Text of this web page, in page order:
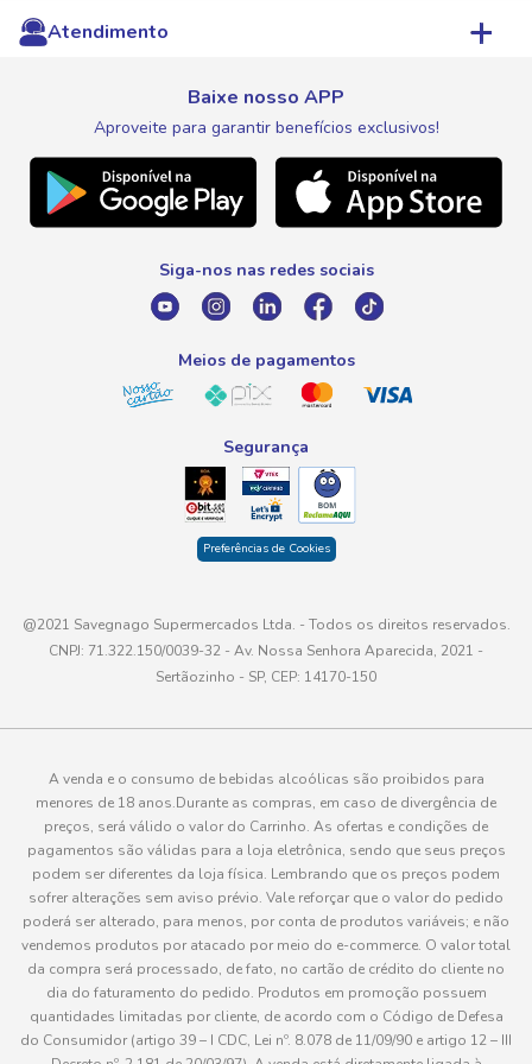
Save Ganhe
Aniversário
Natal
Promoção Fim de Ano
Pagamentos
Canal de Ética
Lista de Compras
Meus Descontos
Atendimento
WhatsApp
Telefone
0800 016 6680
atendimento@savegnago.com.br
Baixe nosso APP
Aproveite para garantir benefícios exclusivos!
Siga-nos nas redes sociais
Meios de pagamentos
Segurança
Preferências de Cookies
@2021 Savegnago Supermercados Ltda. - Todos os direitos reservados.
CNPJ: 71.322.150/0039-32 - Av. Nossa Senhora Aparecida, 2021 -
Sertãozinho - SP, CEP: 14170-150
A venda e o consumo de bebidas alcoólicas são proibidos para
menores de 18 anos.Durante as compras, em caso de divergência de
preços, será válido o valor do Carrinho. As ofertas e condições de
pagamentos são válidas para a loja eletrônica, sendo que seus preços
podem ser diferentes da loja física. Lembrando que os preços podem
sofrer alterações sem aviso prévio. Vale reforçar que o valor do pedido
poderá ser alterado, para menos, por conta de produtos variáveis; e não
vendemos produtos por atacado por meio do e-commerce. O valor total
da compra será processado, de fato, no cartão de crédito do cliente no
dia do faturamento do pedido. Produtos em promoção possuem
quantidades limitadas por cliente, de acordo com o Código de Defesa
do Consumidor (artigo 39 – I CDC, Lei nº. 8.078 de 11/09/90 e artigo 12 – III